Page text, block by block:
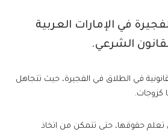
في الإمارات العربية
الشرعي.
في الطلاق في الفجيرة، حيث تتجاهل
كزوجات.
تعلم حقوقها، حتى تتمكن من اتخاذ